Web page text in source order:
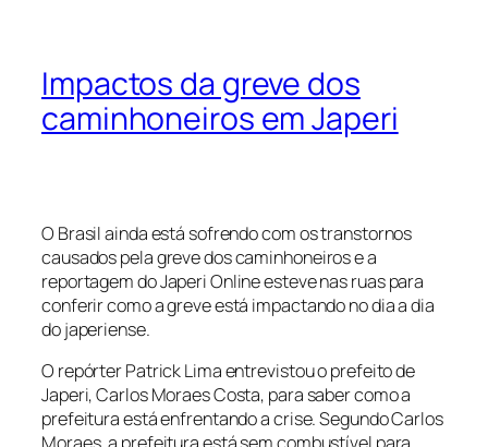
Impactos da greve dos
caminhoneiros em Japeri
O Brasil ainda está sofrendo com os transtornos
causados pela greve dos caminhoneiros e a
reportagem do Japeri Online esteve nas ruas para
conferir como a greve está impactando no dia a dia
do japeriense.
O repórter Patrick Lima entrevistou o prefeito de
Japeri, Carlos Moraes Costa, para saber como a
prefeitura está enfrentando a crise. Segundo Carlos